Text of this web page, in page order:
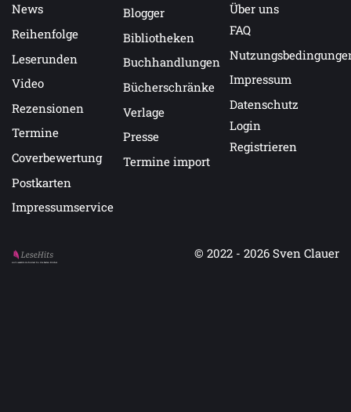
News
Reihenfolge
Leserunden
Video
Rezensionen
Termine
Coverbewertung
Postkarten
Impressumservice
Blogger
Bibliotheken
Buchhandlungen
Bücherschränke
Verlage
Presse
Termine import
Über uns
FAQ
Impressum
Datenschutz
Login
Registrieren
Auf LeseHits.de findest Du die besten Bücher.
© 2022 - 2026 Sven Clauer